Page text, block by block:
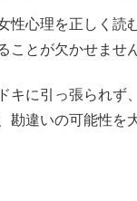
性心理を正しく読
ことが欠かせません
キに引っ張られず
勘違いの可能性を